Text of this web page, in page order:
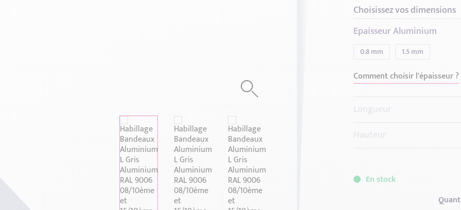
Choisissez vos dimensions
Epaisseur Aluminium
0.8 mm 1.5 mm
Comment choisir l'épaisseur ?
325mm
En stock